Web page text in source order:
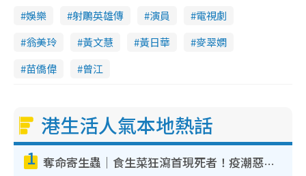
娛樂 射鵰英雄傳 演員
電視劇
翁美玲
黃文慧 黃日華
麥翠嫻
苗僑偉
曾江
港生活人氣本地熱話
1 奪命寄生蟲｜食生菜狂瀉首現死者！疫潮惡化錄1.8萬宗病例 揭洗菜3大謬誤